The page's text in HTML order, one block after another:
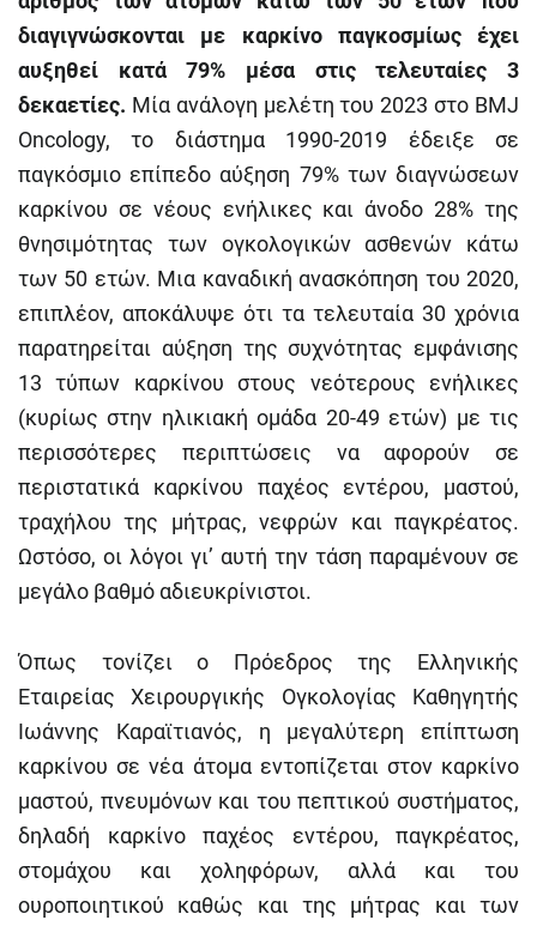
διαγιγνώσκονται με καρκίνο παγκοσμίως έχει
αυξηθεί κατά 79% μέσα στις τελευταίες 3
δεκαετίες. Μία ανάλογη μελέτη του 2023 στο BMJ
Oncology, το διάστημα 1990-2019 έδειξε σε
παγκόσμιο επίπεδο αύξηση 79% των διαγνώσεων
καρκίνου σε νέους ενήλικες και άνοδο 28% της
θνησιμότητας των ογκολογικών ασθενών κάτω
των 50 ετών. Μια καναδική ανασκόπηση του 2020,
επιπλέον, αποκάλυψε ότι τα τελευταία 30 χρόνια
παρατηρείται αύξηση της συχνότητας εμφάνισης
13 τύπων καρκίνου στους νεότερους ενήλικες
(κυρίως στην ηλικιακή ομάδα 20-49 ετών) με τις
περισσότερες περιπτώσεις να αφορούν σε
περιστατικά καρκίνου παχέος εντέρου, μαστού,
τραχήλου της μήτρας, νεφρών και παγκρέατος.
Ωστόσο, οι λόγοι γι’ αυτή την τάση παραμένουν σε
μεγάλο βαθμό αδιευκρίνιστοι.
Όπως τονίζει ο Πρόεδρος της Ελληνικής
Εταιρείας Χειρουργικής Ογκολογίας Καθηγητής
Ιωάννης Καραϊτιανός, η μεγαλύτερη επίπτωση
καρκίνου σε νέα άτομα εντοπίζεται στον καρκίνο
μαστού, πνευμόνων και του πεπτικού συστήματος,
δηλαδή καρκίνο παχέος εντέρου, παγκρέατος,
στομάχου και χοληφόρων, αλλά και του
ουροποιητικού καθώς και της μήτρας και των